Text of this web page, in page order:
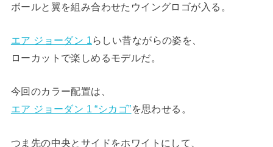
ボールと翼を組み合わせたウイングロゴが入る。
エア ジョーダン 1らしい昔ながらの姿を、
ローカットで楽しめるモデルだ。
今回のカラー配置は、
エア ジョーダン 1 “シカゴ”を思わせる。
つま先の中央とサイドをホワイトにして、